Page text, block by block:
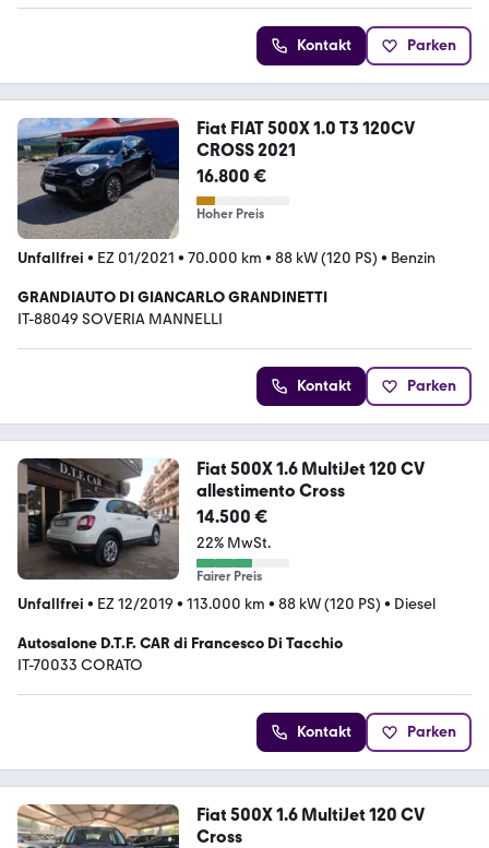
Kontakt Parken
Fiat FIAT 500X 1.0 T3 120CV
CROSS 2021
16.800 €
Hoher Preis
Unfallfrei • EZ 01/2021 • 70.000 km • 88 kW (120 PS) • Benzin
GRANDIAUTO DI GIANCARLO GRANDINETTI
IT-88049 SOVERIA MANNELLI
Kontakt Parken
Fiat 500X 1.6 MultiJet 120 CV
allestimento Cross
14.500 €
22% MwSt.
Fairer Preis
Unfallfrei • EZ 12/2019 • 113.000 km • 88 kW (120 PS) • Diesel
Autosalone D.T.F. CAR di Francesco Di Tacchio
IT-70033 CORATO
Kontakt Parken
Fiat 500X 1.6 MultiJet 120 CV
Cross